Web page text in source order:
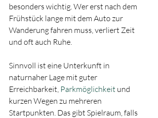
besonders wichtig. Wer erst nach dem
Frühstück lange mit dem Auto zur
Wanderung fahren muss, verliert Zeit
und oft auch Ruhe.
Sinnvoll ist eine Unterkunft in
naturnaher Lage mit guter
Erreichbarkeit, Parkmöglichkeit und
kurzen Wegen zu mehreren
Startpunkten. Das gibt Spielraum, falls